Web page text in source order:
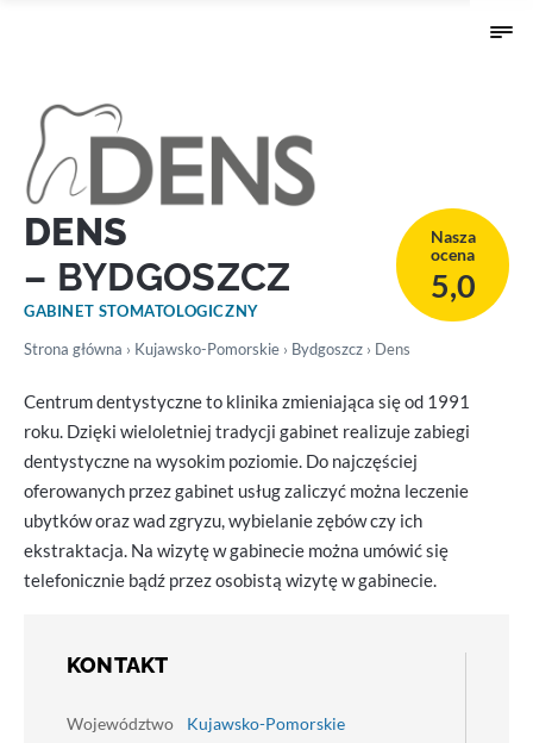
DENS
– BYDGOSZCZ
GABINET STOMATOLOGICZNY
Nasza
ocena
5,0
Strona główna › Kujawsko-Pomorskie › Bydgoszcz › Dens
Centrum dentystyczne to klinika zmieniająca się od 1991
roku. Dzięki wieloletniej tradycji gabinet realizuje zabiegi
dentystyczne na wysokim poziomie. Do najczęściej
oferowanych przez gabinet usług zaliczyć można leczenie
ubytków oraz wad zgryzu, wybielanie zębów czy ich
ekstraktacja. Na wizytę w gabinecie można umówić się
telefonicznie bądź przez osobistą wizytę w gabinecie.
KONTAKT
Województwo Kujawsko-Pomorskie